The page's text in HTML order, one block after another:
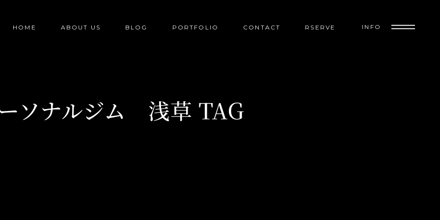
HOME ABOUT US BLOG PORTFOLIO CONTACT RSERVE INFO
ソナルジム 浅草 TAG